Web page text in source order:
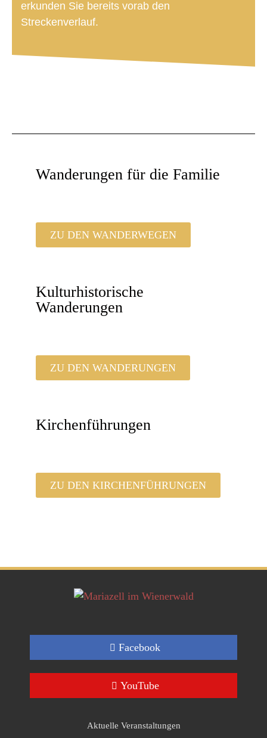
erkunden Sie bereits vorab den
Streckenverlauf.
Wanderungen für die Familie
ZU DEN WANDERWEGEN
Kulturhistorische
Wanderungen
ZU DEN WANDERUNGEN
Kirchenführungen
ZU DEN KIRCHENFÜHRUNGEN
Facebook
YouTube
Aktuelle Veranstaltungen